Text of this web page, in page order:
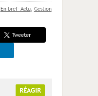
En bref- Actu, Gestion
Tweeter
RÉAGIR